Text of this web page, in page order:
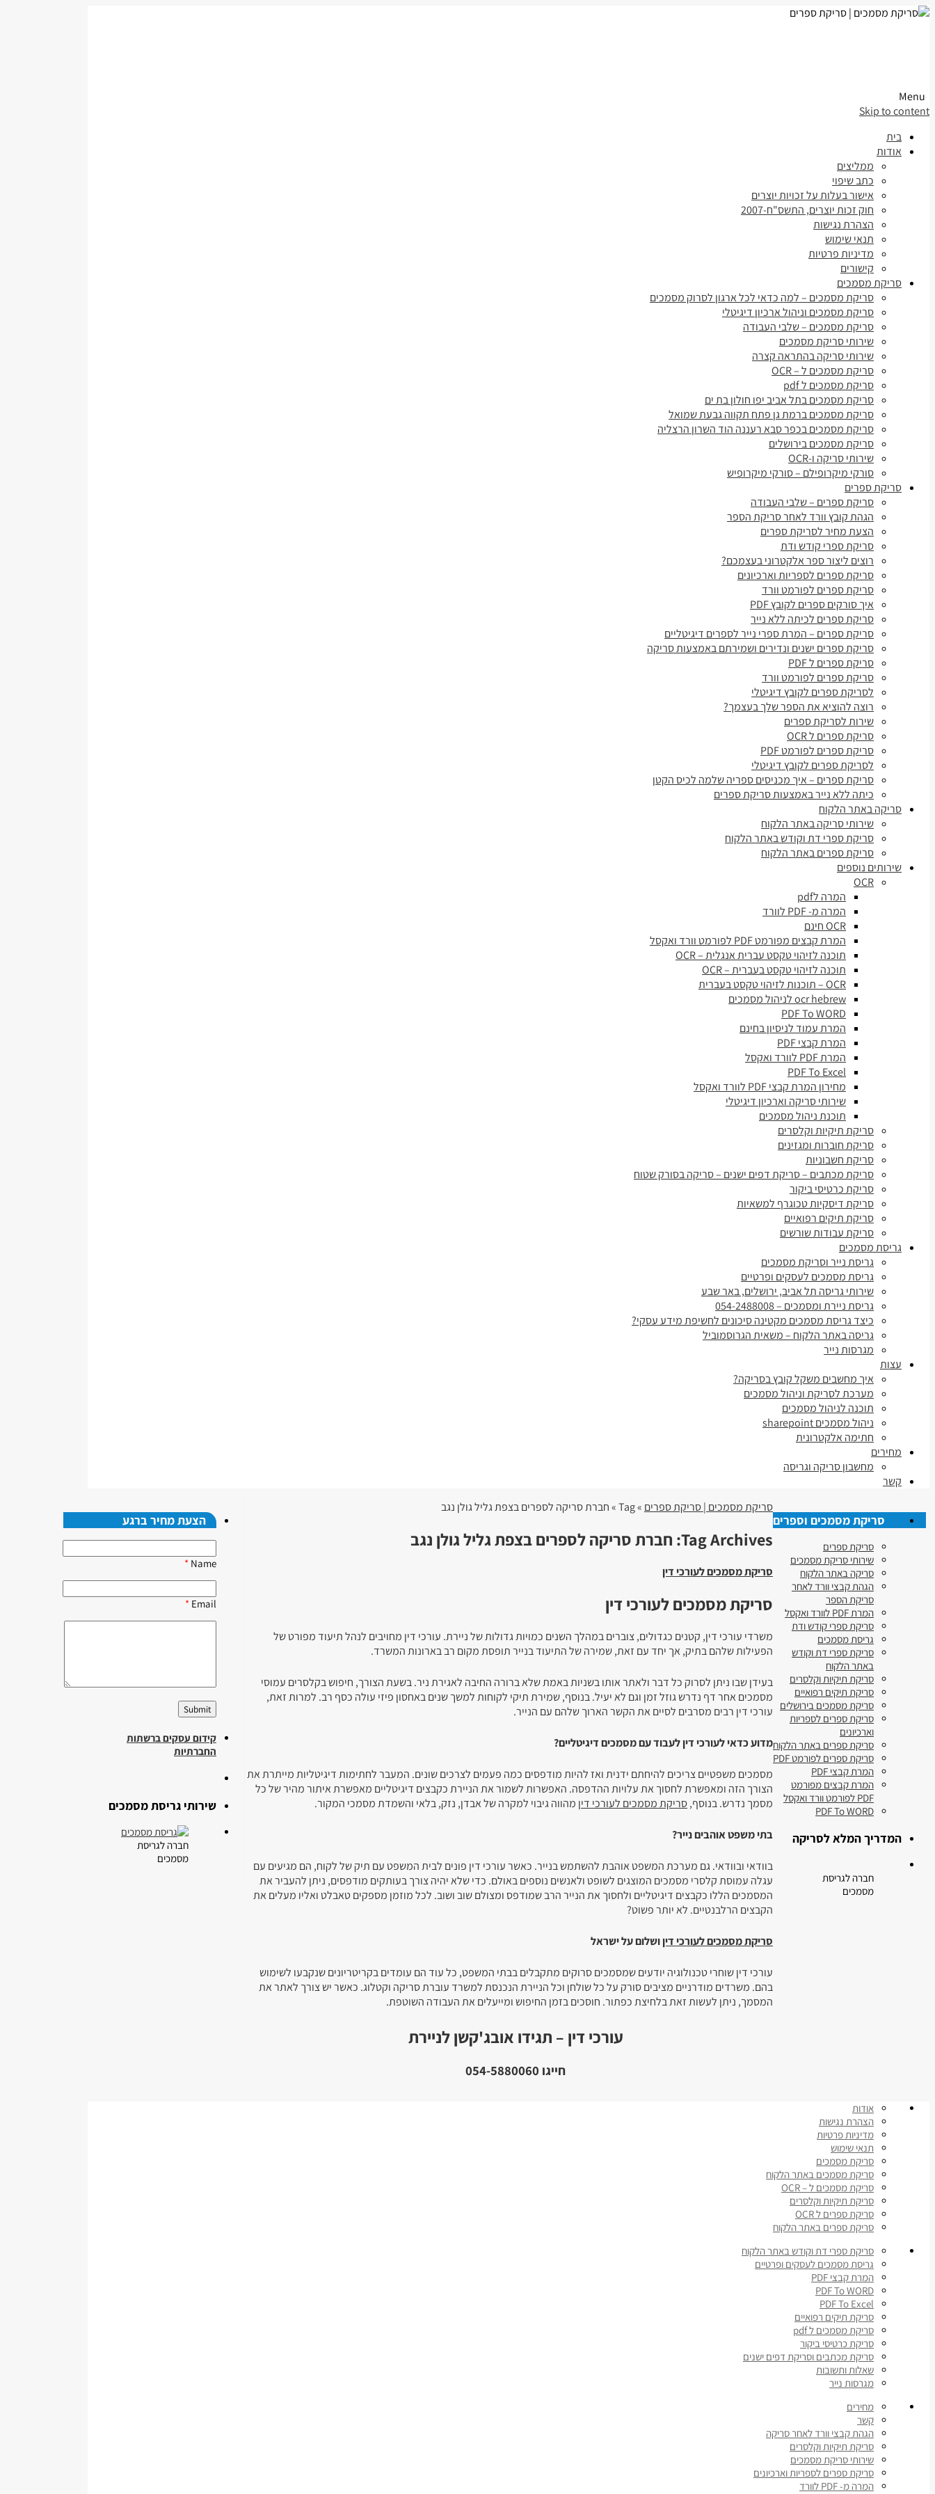
Skip to content
בית
אודות
ממליצים
כתב שיפוי
אישור בעלות על זכויות יוצרים
חוק זכות יוצרים, התשס"ח-2007
הצהרת נגישות
תנאי שימוש
מדיניות פרטיות
קישורים
סריקת מסמכים
סריקת מסמכים – למה כדאי לכל ארגון לסרוק מסמכים
סריקת מסמכים וניהול ארכיון דיגיטלי
סריקת מסמכים – שלבי העבודה
שירותי סריקת מסמכים
שירותי סריקה בהתראה קצרה
סריקת מסמכים ל – OCR
סריקת מסמכים ל pdf
סריקת מסמכים בתל אביב יפו חולון בת ים
סריקת מסמכים ברמת גן פתח תקווה גבעת שמואל
סריקת מסמכים בכפר סבא רעננה הוד השרון הרצליה
סריקת מסמכים בירושלים
שירותי סריקה ו-OCR
סורקי מיקרופילם – סורקי מיקרופיש
סריקת ספרים
סריקת ספרים – שלבי העבודה
הגהת קובץ וורד לאחר סריקת הספר
הצעת מחיר לסריקת ספרים
סריקת ספרי קודש ודת
רוצים ליצור ספר אלקטרוני בעצמכם?
סריקת ספרים לספריות וארכיונים
סריקת ספרים לפורמט וורד
איך סורקים ספרים לקובץ PDF
סריקת ספרים לכיתה ללא נייר
סריקת ספרים – המרת ספרי נייר לספרים דיגיטליים
סריקת ספרים ישנים ונדירים ושמירתם באמצעות סריקה
סריקת ספרים ל PDF
סריקת ספרים לפורמט וורד
לסריקת ספרים לקובץ דיגיטלי
רוצה להוציא את הספר שלך בעצמך?
שירות לסריקת ספרים
סריקת ספרים ל OCR
סריקת ספרים לפורמט PDF
לסריקת ספרים לקובץ דיגיטלי
סריקת ספרים – איך מכניסים ספריה שלמה לכיס הקטן
כיתה ללא נייר באמצעות סריקת ספרים
סריקה באתר הלקוח
שירותי סריקה באתר הלקוח
סריקת ספרי דת וקודש באתר הלקוח
סריקת ספרים באתר הלקוח
שירותים נוספים
OCR
המרה לpdf
המרה מ- PDF לוורד
OCR חינם
המרת קבצים מפורמט PDF לפורמט וורד ואקסל
תוכנה לזיהוי טקסט עברית אנגלית – OCR
תוכנה לזיהוי טקסט בעברית – OCR
OCR – תוכנות לזיהוי טקסט בעברית
ocr hebrew לניהול מסמכים
PDF To WORD
המרת עמוד לניסיון בחינם
המרת קבצי PDF
המרת PDF לוורד ואקסל
PDF To Excel
מחירון המרת קבצי PDF לוורד ואקסל
שירותי סריקה וארכיון דיגיטלי
תוכנת ניהול מסמכים
סריקת תיקיות וקלסרים
סריקת חוברות ומגזינים
סריקת חשבוניות
סריקת מכתבים – סריקת דפים ישנים – סריקה בסורק שטוח
סריקת כרטיסי ביקור
סריקת דיסקיות טכוגרף למשאיות
סריקת תיקים רפואיים
סריקת עבודות שורשים
גריסת מסמכים
גריסת נייר וסריקת מסמכים
גריסת מסמכים לעסקים ופרטיים
שירותי גריסה תל אביב, ירושלים, באר שבע
גריסת ניירת ומסמכים – 054-2488008
כיצד גריסת מסמכים מקטינה סיכונים לחשיפת מידע עסקי?
גריסה באתר הלקוח – משאית הגרוסמוביל
מגרסות נייר
עצות
איך מחשבים משקל קובץ בסריקה?
מערכת לסריקת וניהול מסמכים
תוכנה לניהול מסמכים
ניהול מסמכים sharepoint
חתימה אלקטרונית
מחירים
מחשבון סריקה וגריסה
קשר
סריקת מסמכים | סריקת ספרים » Tag » חברת סריקה לספרים בצפת גליל גולן נגב
Tag Archives: חברת סריקה לספרים בצפת גליל גולן נגב
סריקת מסמכים לעורכי דין
סריקת מסמכים לעורכי דין
משרדי עורכי דין, קטנים כגדולים, צוברים במהלך השנים כמויות גדולות של ניירת. עורכי דין מחויבים לנהל תיעוד מפורט של
הפעילות שלהם בתיק, אך יחד עם זאת, שמירה של התיעוד בנייר תופסת מקום רב בארונות המשרד.
בעידן שבו ניתן לסרוק כל דבר ולאתר אותו בשניות באמת שלא ברורה החיבה לאגירת ניר. בשעת הצורך, חיפוש בקלסרים עמוסי
מסמכים אחר דף נדרש גוזל זמן וגם לא יעיל. בנוסף, שמירת תיקי לקוחות למשך שנים באחסון פיזי עולה כסף רב. למרות זאת,
עורכי דין רבים מסרבים לסיים את הקשר הארוך שלהם עם הנייר.
מדוע כדאי לעורכי דין לעבוד עם מסמכים דיגיטליים?
מסמכים משפטיים צריכים להיחתם ידנית ואז להיות מודפסים כמה פעמים לצרכים שונים. המעבר לחתימות דיגיטליות מייתרת את
הצורך הזה ומאפשרת לחסוך את עלויות ההדפסה. האפשרות לשמור את הניירת כקבצים דיגיטליים מאפשרת איתור מהיר של כל
מסמך נדרש. בנוסף,סריקת מסמכים לעורכי דין מהווה גיבוי למקרה של אבדן, נזק, בלאי והשמדת מסמכי המקור.
בתי משפט אוהבים נייר?
בוודאי ובוודאי. גם מערכת המשפט אוהבת להשתמש בנייר. כאשר עורכי דין פונים לבית המשפט עם תיק של לקוח, הם מגיעים עם
עגלה עמוסת קלסרי מסמכים המוצגים לשופט ולאנשים נוספים באולם. כדי שלא יהיה צורך בעותקים מודפסים, ניתן להעביר את
המסמכים הללו כקבצים דיגיטליים ולחסוך את הנייר הרב שמודפס ומצולם שוב ושוב. לכל מוזמן מספקים טאבלט ואליו מעלים את
הקבצים הרלבנטיים. לא יותר פשוט?
סריקת מסמכים לעורכי דיןושלום על ישראל
עורכי דין שוחרי טכנולוגיה יודעים שמסמכים סרוקים מתקבלים בבתי המשפט, כל עוד הם עומדים בקריטריונים שנקבעו לשימוש
בהם. משרדים מודרניים מציבים סורק על כל שולחן וכל הניירת הנכנסת למשרד עוברת סריקה וקטלוג. כאשר יש צורך לאתר את
המסמך, ניתן לעשות זאת בלחיצת כפתור. חוסכים בזמן החיפוש ומייעלים את העבודה השוטפת.
עורכי דין – תגידו אובג'קשן לניירת
חייגו 054-5880060
הצעת מחיר ברגע
Name
*
Email
*
קידום עסקים ברשתות
החברתיות
שירותי גריסת מסמכים
חברה לגריסת
מסמכים
סריקת מסמכים וספרים
סריקת ספרים
שירותי סריקת מסמכים
סריקה באתר הלקוח
הגהת קבצי וורד לאחר
סריקת הספר
המרת PDF לוורד ואקסל
סריקת ספרי קודש ודת
גריסת מסמכים
סריקת ספרי דת וקודש
באתר הלקוח
סריקת תיקיות וקלסרים
סריקת תיקים רפואיים
סריקת מסמכים בירושלים
סריקת ספרים לספריות
וארכיונים
סריקת ספרים באתר הלקוח
סריקת ספרים לפורמט PDF
המרת קבצי PDF
המרת קבצים מפורמט
PDF לפורמט וורד ואקסל
PDF To WORD
המדריך המלא לסריקה
חברה לגריסת
מסמכים
אודות
הצהרת נגישות
מדיניות פרטיות
תנאי שימוש
סריקת מסמכים
סריקת מסמכים באתר הלקוח
סריקת מסמכים ל – OCR
סריקת תיקיות וקלסרים
סריקת ספרים ל OCR
סריקת ספרים באתר הלקוח
סריקת ספרי דת וקודש באתר הלקוח
גריסת מסמכים לעסקים ופרטיים
המרת קבצי PDF
PDF To WORD
PDF To Excel
סריקת תיקים רפואיים
סריקת מסמכים ל pdf
סריקת כרטיסי ביקור
סריקת מכתבים וסריקת דפים ישנים
שאלות ותשובות
מגרסות נייר
מחירים
קשר
הגהת קבצי וורד לאחר סריקה
סריקת תיקיות וקלסרים
שירותי סריקת מסמכים
סריקת ספרים לספריות וארכיונים
המרה מ- PDF לוורד